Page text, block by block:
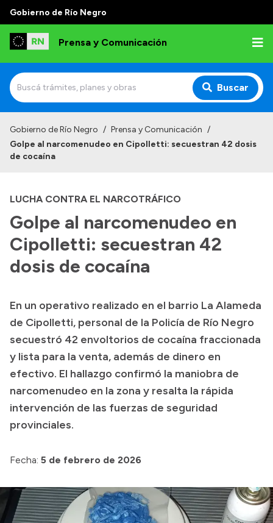
Gobierno de Río Negro
Prensa y Comunicación
Buscar
Institucional
Referentes de prensa
Archivo de noticias
Transparencia
Boletín Oficial
Compras y licitaciones
Consulta de expedientes
Consulta de pago a proveedores
Convocatorias
Intranet
Gobierno de Río Negro / Prensa y Comunicación /
Golpe al narcomenudeo en Cipolletti: secuestran 42 dosis
de cocaína
LUCHA CONTRA EL NARCOTRÁFICO
Golpe al narcomenudeo en
Cipolletti: secuestran 42
dosis de cocaína
En un operativo realizado en el barrio La Alameda
de Cipolletti, personal de la Policía de Río Negro
secuestró 42 envoltorios de cocaína fraccionada
y lista para la venta, además de dinero en
efectivo. El hallazgo confirmó la maniobra de
narcomenudeo en la zona y resalta la rápida
intervención de las fuerzas de seguridad
provinciales.
Fecha: 5 de febrero de 2026